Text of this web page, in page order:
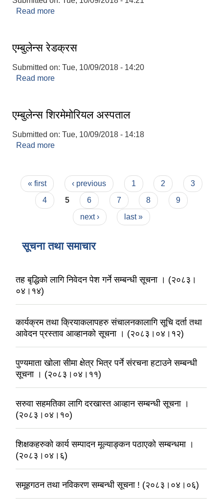
Read more
एम्बुलेन्स रेडक्रस
Submitted on: Tue, 10/09/2018 - 14:20
Read more
एम्बुलेन्स शिरमेमोरियल अस्पताल
Submitted on: Tue, 10/09/2018 - 14:18
Read more
Pages
« first ‹ previous 1 2
3
4
5 6 7 8
9
next ›
last »
सूचना तथा समाचार
तह बृद्धिको लागि निवेदन पेश गर्ने सम्बन्धी सूचना । (२०८३।
०४।१४)
कार्यक्रम तथा क्रियाकलापहरु संचालनकालागि सूचि दर्ता तथा
आवेदन प्रस्ताव आव्हानको सूचना । (२०८३।०४।१२)
पुण्यमाता खोला सीमा क्षेत्र भित्र पर्ने संरचना हटाउने सम्बन्धी
सूचना । (२०८३।०४।११)
सरुवा सहमतिका लागि दरखास्त आव्हान सम्बन्धी सूचना ।
(२०८३।०४।१०)
शिक्षकहरुको कार्य सम्पादन मूल्याङ्कन पठाएको सम्बन्धमा ।
(२०८३।०४।६)
समूहगठन तथा नविकरण सम्बन्धी सूचना ! (२०८३।०४।०६)